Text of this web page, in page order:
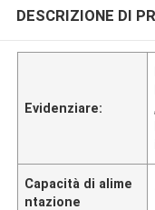
DESCRIZIONE DI
Evidenziare:
,
Capacità di alime
ntazione